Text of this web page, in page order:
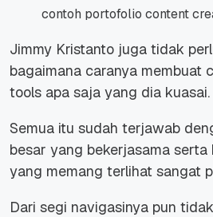
contoh portofolio content
Jimmy Kristanto juga tidak
bagaimana caranya membuat
tools apa saja yang dia kuasai.
Semua itu sudah terjawab
besar yang bekerjasama
yang memang terlihat sangat
Dari segi navigasinya pun